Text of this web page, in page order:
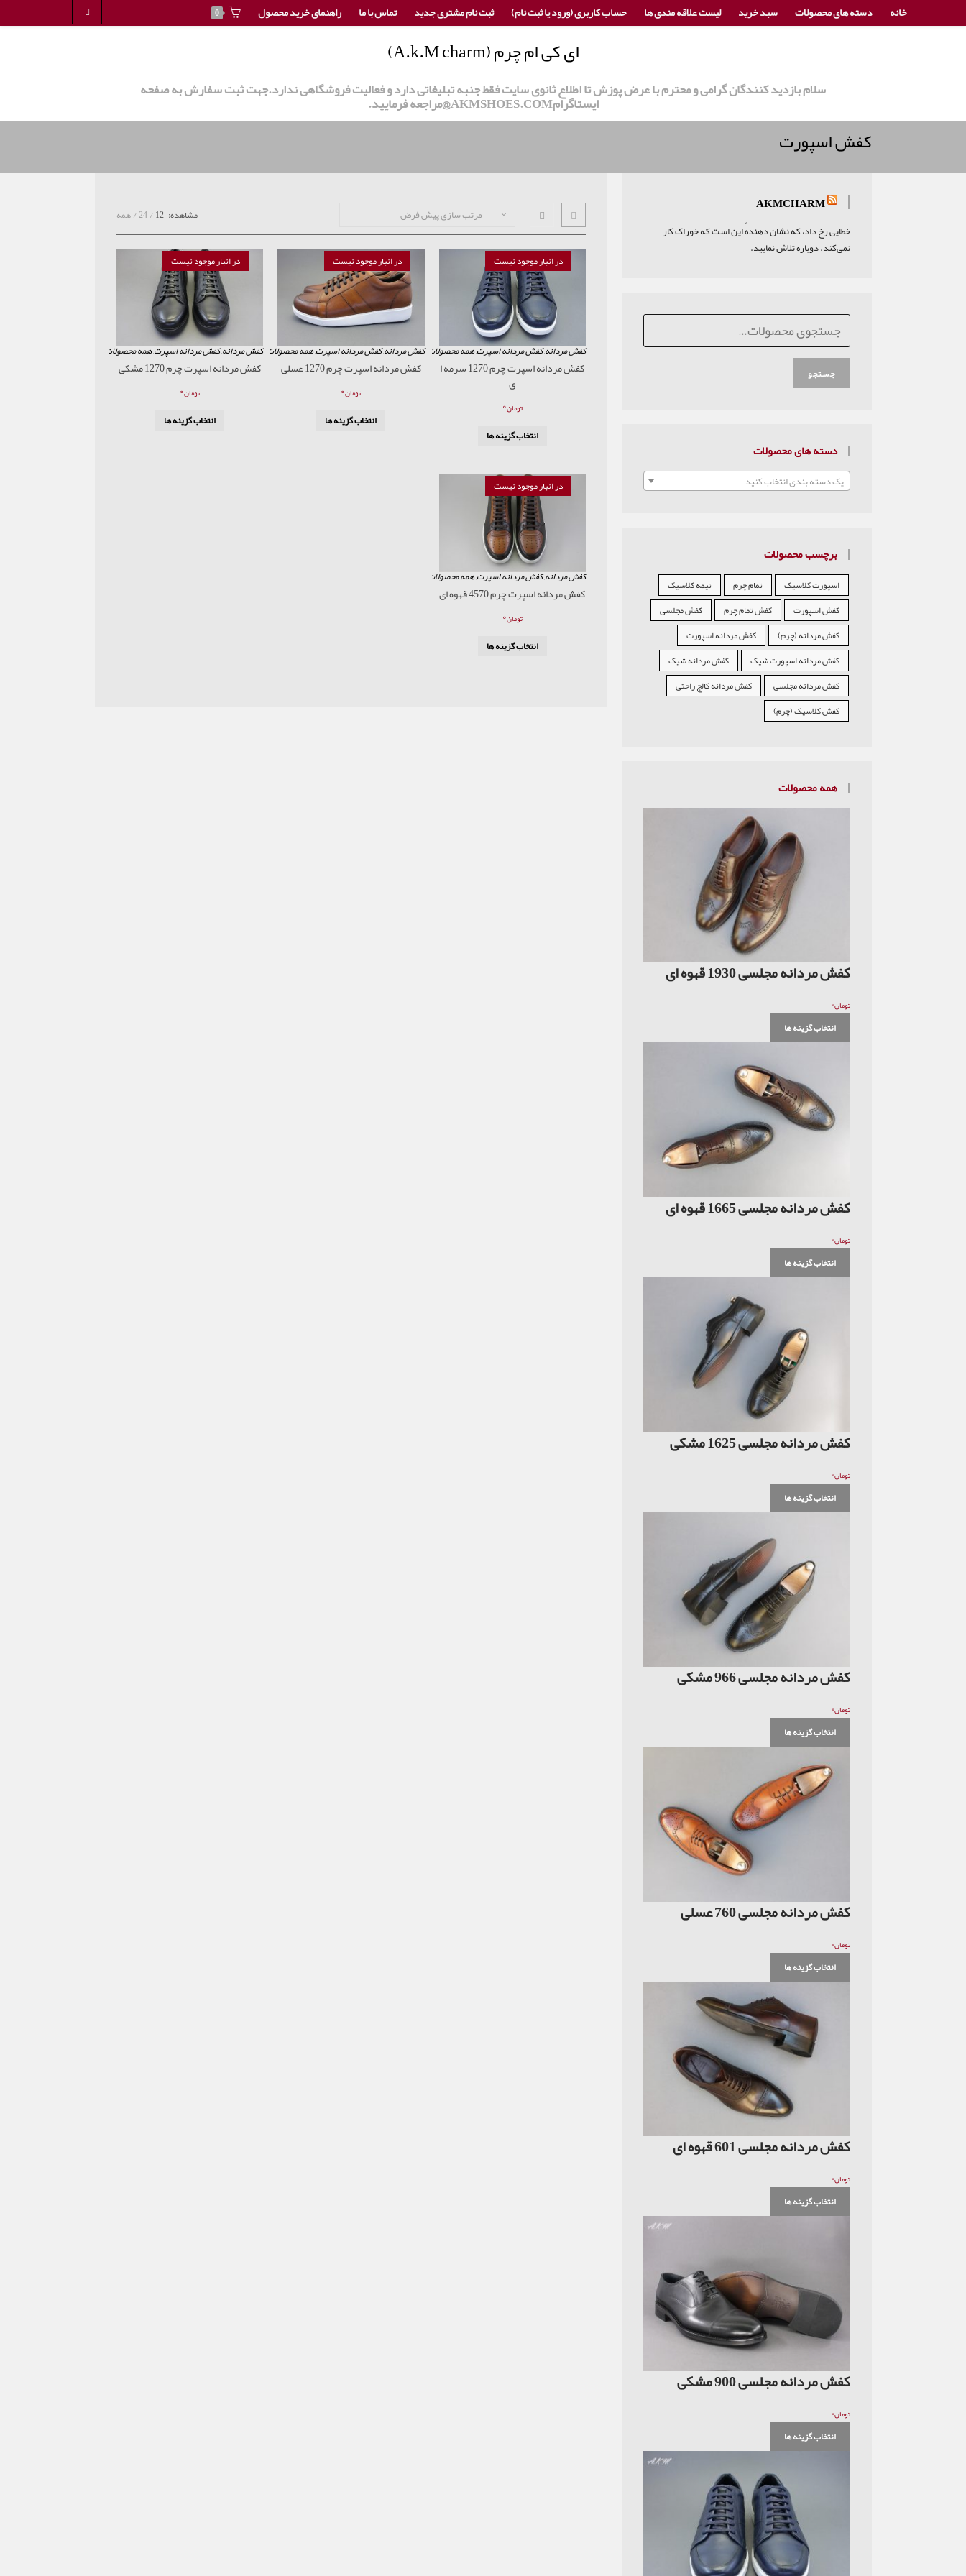
خانه دسته های محصولات سبد خرید لیست علاقه مندی ها حساب کاربری (ورود یا ثبت نام) ثبت نام مشتری جدید تماس با ما راهنمای خرید محصول 0
ای کی ام چرم (A.k.M charm)
سلام بازدید کنندگان گرامی و محترم با عرض پوزش تا اطلاع ثانوی سایت فقط جنبه تبلیغاتی دارد و فعالیت فروشگاهی ندارد.جهت ثبت سفارش به صفحه
ایستاگرامAKMSHOES.COM@مراجعه فرمایید.
کفش اسپورت
مرتب سازی پیش فرض مشاهده: 12
24 همه
در انبار موجود نیست
کفش مردانه,کفش مردانه اسپرت,همه محصولات
کفش مردانه اسپرت چرم 1270 سرمه ا
ی
تومان۰
انتخاب گزینه ها
در انبار موجود نیست
کفش مردانه,کفش مردانه اسپرت,همه محصولات
کفش مردانه اسپرت چرم 1270 عسلی
تومان۰
انتخاب گزینه ها
در انبار موجود نیست
کفش مردانه,کفش مردانه اسپرت,همه محصولات
کفش مردانه اسپرت چرم 1270 مشکی
تومان۰
انتخاب گزینه ها
در انبار موجود نیست
کفش مردانه,کفش مردانه اسپرت,همه محصولات
کفش مردانه اسپرت چرم 4570 قهوه ای
تومان۰
انتخاب گزینه ها
AKMCHARM
خطایی رخ داد، که نشان دهندهٔ این است که خوراک کار
نمی‌کند. دوباره تلاش نمایید.
جستجو
دسته های محصولات
یک دسته بندی انتخاب کنید
برچسب محصولات
اسپورت کلاسیک تمام چرم
نیمه کلاسیک
کفش اسپورت
کفش تمام چرم
کفش مجلسی
کفش مردانه (چرم)
کفش مردانه اسپورت
کفش مردانه اسپورت شیک
کفش مردانه شیک
کفش مردانه مجلسی
کفش مردانه کالج راحتی
کفش کلاسیک (چرم)
همه محصولات
کفش مردانه مجلسی 1930 قهوه ای
تومان۰
انتخاب گزینه ها
کفش مردانه مجلسی 1665 قهوه ای
تومان۰
انتخاب گزینه ها
کفش مردانه مجلسی 1625 مشکی
تومان۰
انتخاب گزینه ها
کفش مردانه مجلسی 966 مشکی
تومان۰
انتخاب گزینه ها
کفش مردانه مجلسی 760 عسلی
تومان۰
انتخاب گزینه ها
کفش مردانه مجلسی 601 قهوه ای
تومان۰
انتخاب گزینه ها
کفش مردانه مجلسی 900 مشکی
تومان۰
انتخاب گزینه ها